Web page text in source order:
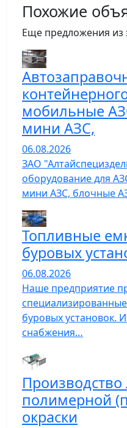
Похожие
Еще предложения из
мобильные
мини АЗС,
06.08.2026
ЗАО
оборудование для
мини АЗС, блочные
Топливные
буровых
06.08.2026
Наше предприятие
буровых установок.
снабжения…
полимерной
окраски